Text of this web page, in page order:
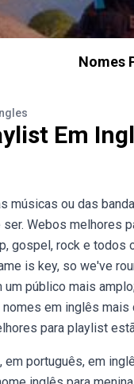
Nomes
Em
músicas ou das
Webos melhores
gospel, rock e
is key, so we've
público mais
em inglês
para playlist
em português, em